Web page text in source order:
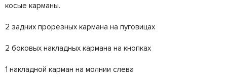
косые карманы.
2 задних прорезных кармана на пуговицах
2 боковых накладных кармана на кнопках
1 накладной карман на молнии слева